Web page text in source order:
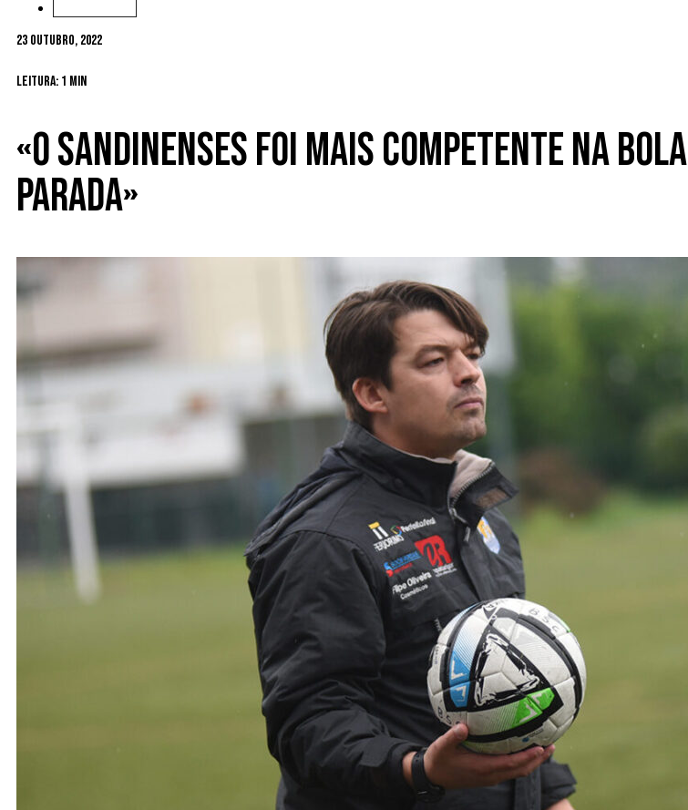
23 Outubro, 2022
Leitura: 1 min
«o Sandinenses foi mais competente na bola
parada»